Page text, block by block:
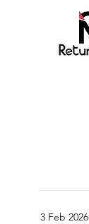
3 Feb 2026